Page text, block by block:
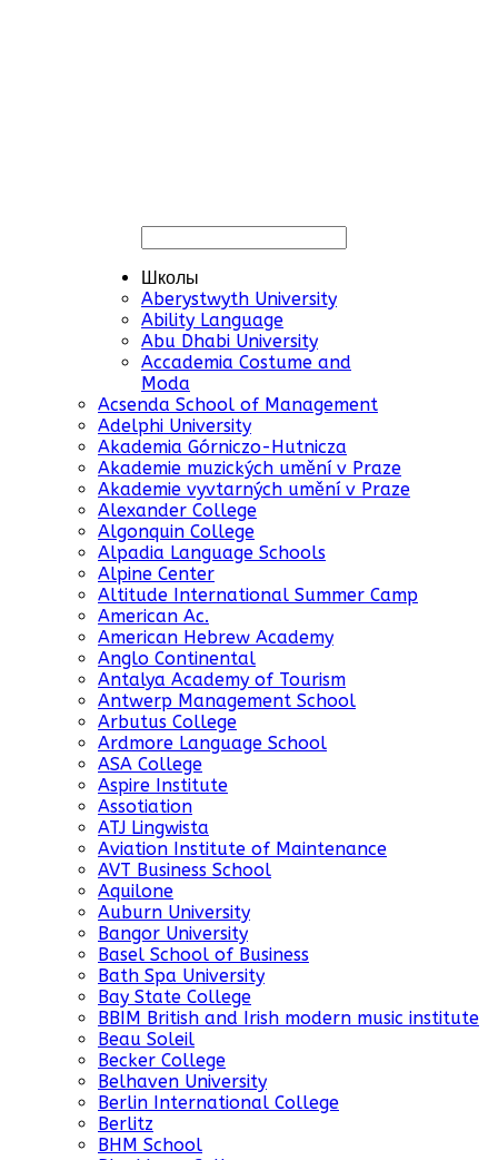
Школы
Aberystwyth University
Ability Language
Abu Dhabi University
Accademia Costume and
Moda
Acsenda School of Management
Adelphi University
Akademia Górniczo-Hutnicza
Akademie muzických umění v Praze
Akademie vyvtarných umění v Praze
Alexander College
Algonquin College
Alpadia Language Schools
Alpine Center
Altitude International Summer Camp
American Ac.
American Hebrew Academy
Anglo Continental
Antalya Academy of Tourism
Antwerp Management School
Arbutus College
Ardmore Language School
ASA College
Aspire Institute
Assotiation
ATJ Lingwista
Aviation Institute of Maintenance
AVT Business School
Aquilone
Auburn University
Bangor University
Basel School of Business
Bath Spa University
Bay State College
BBIM British and Irish modern music institute
Beau Soleil
Becker College
Belhaven University
Berlin International College
Berlitz
BHM School